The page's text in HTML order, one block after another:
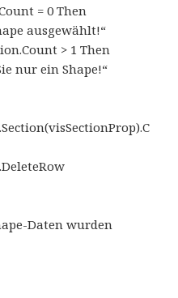
= 0 Then
ausgewählt!“
> 1 Then
nur ein Shape!“
Daten wurden